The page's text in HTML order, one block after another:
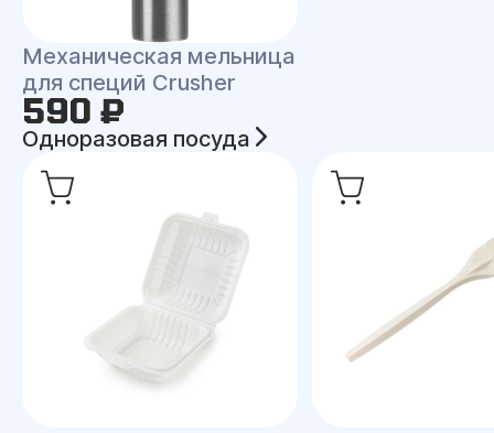
Механическая мельница
для специй Crusher
590 ₽
Одноразовая посуда